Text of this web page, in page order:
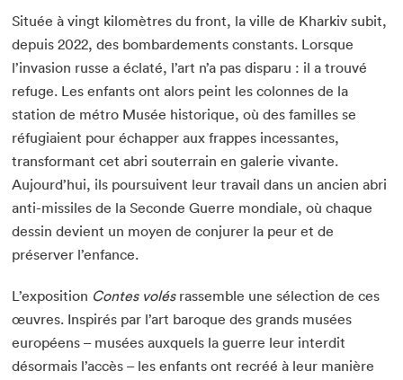
Située à vingt kilomètres du front, la ville de Kharkiv subit,
depuis 2022, des bombardements constants. Lorsque
l’invasion russe a éclaté, l’art n’a pas disparu : il a trouvé
refuge. Les enfants ont alors peint les colonnes de la
station de métro Musée historique, où des familles se
réfugiaient pour échapper aux frappes incessantes,
transformant cet abri souterrain en galerie vivante.
Aujourd’hui, ils poursuivent leur travail dans un ancien abri
anti-missiles de la Seconde Guerre mondiale, où chaque
dessin devient un moyen de conjurer la peur et de
préserver l’enfance.
L’exposition Contes volésrassemble une sélection de ces
œuvres. Inspirés par l’art baroque des grands musées
européens – musées auxquels la guerre leur interdit
désormais l’accès – les enfants ont recréé à leur manière